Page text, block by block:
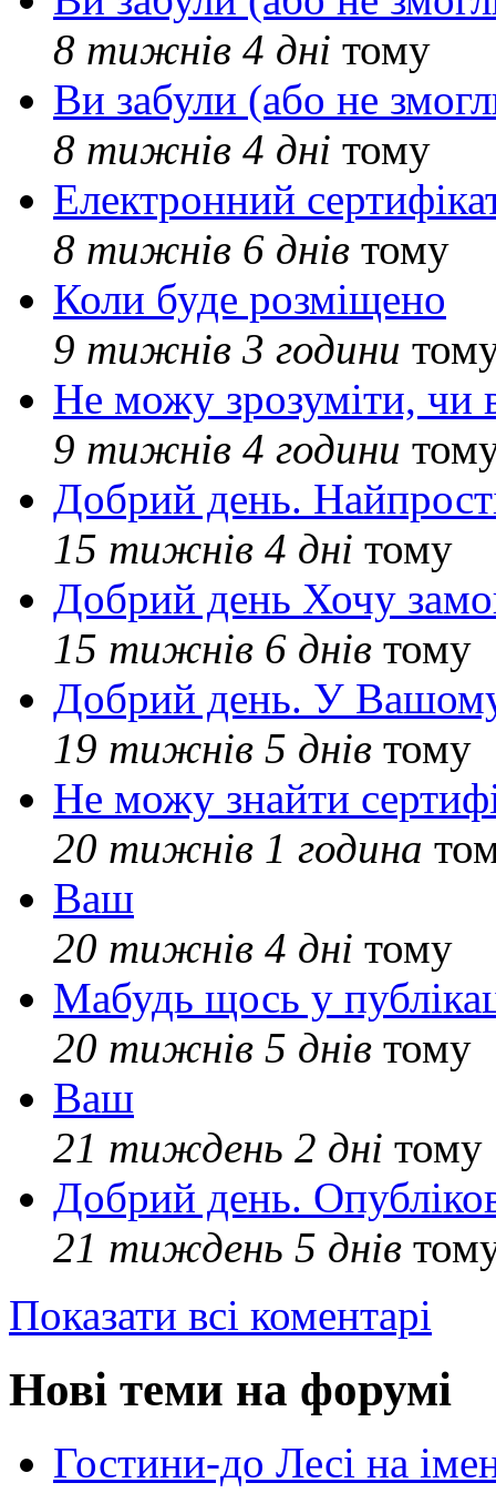
8 тижнів 4 дні тому
Ви забули (або не
8 тижнів 4 дні тому
Електронний
8 тижнів 6 днів тому
Коли буде розміщено
9 тижнів 3 години
Не можу зрозуміти, чи
9 тижнів 4 години
Добрий день.
15 тижнів 4 дні тому
Добрий день Хочу
15 тижнів 6 днів тому
Добрий день. У Вашому
19 тижнів 5 днів тому
Не можу знайти
20 тижнів 1 година
Ваш
20 тижнів 4 дні тому
Мабудь щось у
20 тижнів 5 днів тому
Ваш
21 тиждень 2 дні тому
Добрий день.
21 тиждень 5 днів
Показати всі коментарі
Нові теми на форумі
Гостини-до Лесі на